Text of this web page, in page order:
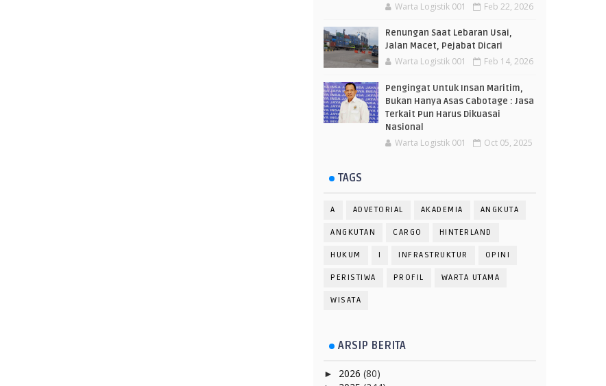
Warta Logistik 001 Feb 22, 2026
Renungan Saat Lebaran Usai,
Jalan Macet, Pejabat Dicari
Warta Logistik 001 Feb 14, 2026
Pengingat Untuk Insan Maritim,
Bukan Hanya Asas Cabotage : Jasa
Terkait Pun Harus Dikuasai
Nasional
Warta Logistik 001 Oct 05, 2025
TAGS
A ADVETORIAL AKADEMIA ANGKUTA
ANGKUTAN CARGO HINTERLAND
HUKUM I INFRASTRUKTUR OPINI
PERISTIWA PROFIL WARTA UTAMA
WISATA
ARSIP BERITA
► 2026 (80)